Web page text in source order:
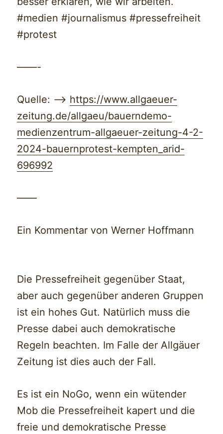
#medien #journalismus #pressefreiheit
#protest
——-
Quelle: —> https://www.allgaeuer-
zeitung.de/allgaeu/bauerndemo-
medienzentrum-allgaeuer-zeitung-4-2-
2024-bauernprotest-kempten_arid-
696992
——
Ein Kommentar von Werner Hoffmann
Die Pressefreiheit gegenüber Staat,
aber auch gegenüber anderen Gruppen
ist ein hohes Gut. Natürlich muss die
Presse dabei auch demokratische
Regeln beachten. Im Falle der Allgäuer
Zeitung ist dies auch der Fall.
Es ist ein NoGo, wenn ein wütender
Mob die Pressefreiheit kapert und die
freie und demokratische Presse